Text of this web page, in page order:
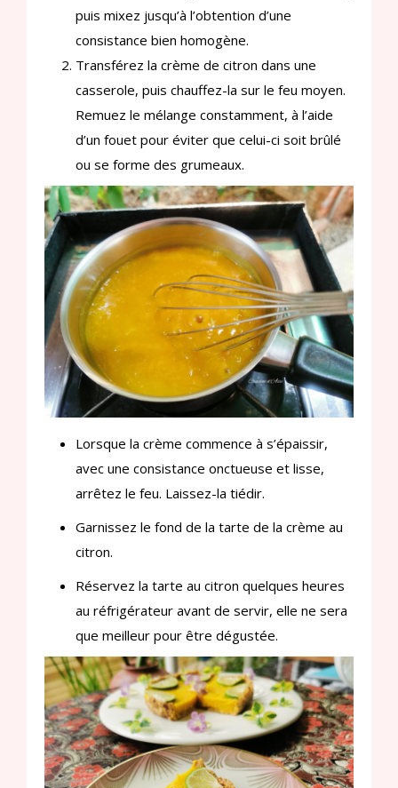
puis mixez jusqu’à l’obtention d’une
consistance bien homogène.
Transférez la crème de citron dans une
casserole, puis chauffez-la sur le feu moyen.
Remuez le mélange constamment, à l’aide
d’un fouet pour éviter que celui-ci soit brûlé
ou se forme des grumeaux.
Lorsque la crème commence à s’épaissir,
avec une consistance onctueuse et lisse,
arrêtez le feu. Laissez-la tiédir.
Garnissez le fond de la tarte de la crème au
citron.
Réservez la tarte au citron quelques heures
au réfrigérateur avant de servir, elle ne sera
que meilleur pour être dégustée.